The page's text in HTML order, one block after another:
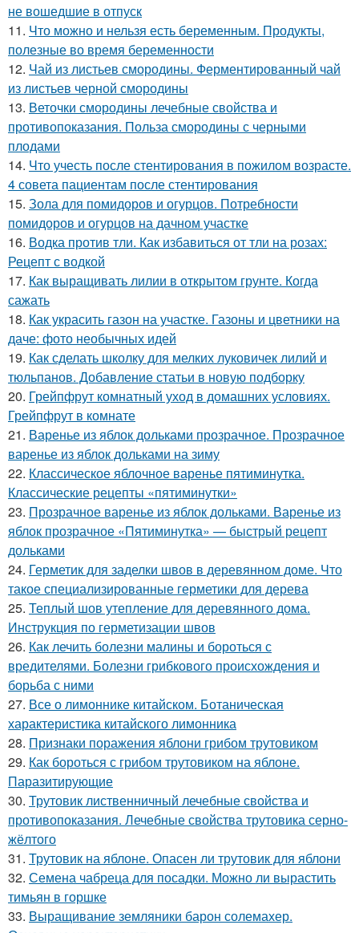
не вошедшие в отпуск
11. Что можно и нельзя есть беременным. Продукты,
полезные во время беременности
12. Чай из листьев смородины. Ферментированный чай
из листьев черной смородины
13. Веточки смородины лечебные свойства и
противопоказания. Польза смородины с черными
плодами
14. Что учесть после стентирования в пожилом возрасте.
4 совета пациентам после стентирования
15. Зола для помидоров и огурцов. Потребности
помидоров и огурцов на дачном участке
16. Водка против тли. Как избавиться от тли на розах:
Рецепт с водкой
17. Как выращивать лилии в открытом грунте. Когда
сажать
18. Как украсить газон на участке. Газоны и цветники на
даче: фото необычных идей
19. Как сделать школку для мелких луковичек лилий и
тюльпанов. Добавление статьи в новую подборку
20. Грейпфрут комнатный уход в домашних условиях.
Грейпфрут в комнате
21. Варенье из яблок дольками прозрачное. Прозрачное
варенье из яблок дольками на зиму
22. Классическое яблочное варенье пятиминутка.
Классические рецепты «пятиминутки»
23. Прозрачное варенье из яблок дольками. Варенье из
яблок прозрачное «Пятиминутка» — быстрый рецепт
дольками
24. Герметик для заделки швов в деревянном доме. Что
такое специализированные герметики для дерева
25. Теплый шов утепление для деревянного дома.
Инструкция по герметизации швов
26. Как лечить болезни малины и бороться с
вредителями. Болезни грибкового происхождения и
борьба с ними
27. Все о лимоннике китайском. Ботаническая
характеристика китайского лимонника
28. Признаки поражения яблони грибом трутовиком
29. Как бороться с грибом трутовиком на яблоне.
Паразитирующие
30. Трутовик лиственничный лечебные свойства и
противопоказания. Лечебные свойства трутовика серно-
жёлтого
31. Трутовик на яблоне. Опасен ли трутовик для яблони
32. Семена чабреца для посадки. Можно ли вырастить
тимьян в горшке
33. Выращивание земляники барон солемахер.